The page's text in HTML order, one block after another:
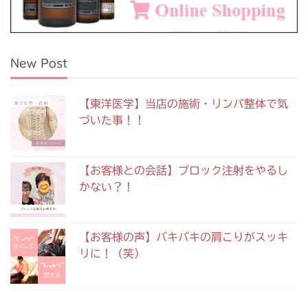
New Post
【東洋医学】当店の施術・リンパ整体で気
づいた事！！
【お客様との会話】ブロック注射をやるし
かない？！
【お客様の声】バキバキの肩こりがスッキ
リに！（笑）